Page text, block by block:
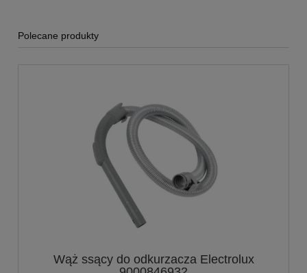
Polecane produkty
Wąż ssący do odkurzacza Electrolux